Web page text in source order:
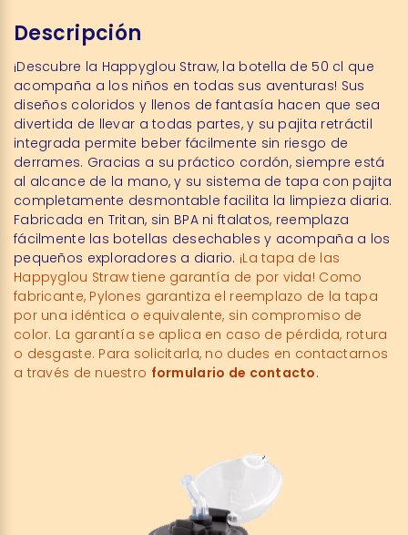
Descripción
¡Descubre la Happyglou Straw, la botella de 50 cl que
acompaña a los niños en todas sus aventuras! Sus
diseños coloridos y llenos de fantasía hacen que sea
divertida de llevar a todas partes, y su pajita retráctil
integrada permite beber fácilmente sin riesgo de
derrames. Gracias a su práctico cordón, siempre está
al alcance de la mano, y su sistema de tapa con pajita
completamente desmontable facilita la limpieza diaria.
Fabricada en Tritan, sin BPA ni ftalatos, reemplaza
fácilmente las botellas desechables y acompaña a los
pequeños exploradores a diario. ¡La tapa de las
Happyglou Straw tiene garantía de por vida! Como
fabricante, Pylones garantiza el reemplazo de la tapa
por una idéntica o equivalente, sin compromiso de
color. La garantía se aplica en caso de pérdida, rotura
o desgaste. Para solicitarla, no dudes en contactarnos
a través de nuestro formulario de contacto.